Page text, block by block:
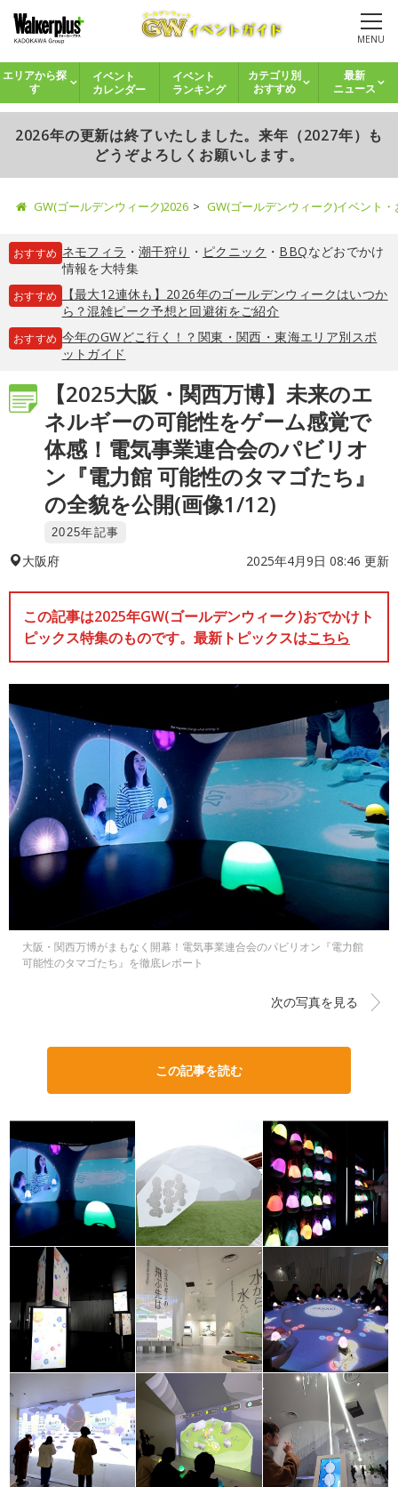
MENU
エリアから探
す
イベント
カレンダー
イベント
ランキング
カテゴリ別
おすすめ
最新
ニュース
2026年の更新は終了いたしました。来年（2027年）も
どうぞよろしくお願いします。
GW(ゴールデンウィーク)2026 GW(ゴールデンウィーク)イベント
おすすめ ネモフィラ ・ 潮干狩り ・ ピクニック ・ BBQなどおでかけ
情報を大特集
おすすめ
【最大12連休も】2026年のゴールデンウィークはいつか
ら？混雑ピーク予想と回避術をご紹介
おすすめ 今年のGWどこ行く！？関東・関西・東海エリア別スポ
ットガイド
【2025大阪・関西万博】未来のエ
ネルギーの可能性をゲーム感覚で
体感！電気事業連合会のパビリオ
ン『電力館 可能性のタマゴたち』
の全貌を公開(画像1/12)
2025年記事
大阪府 2025年4月9日 08:46 更新
この記事は2025年GW(ゴールデンウィーク)おでかけト
ピックス特集のものです。最新トピックスはこちら
大阪・関西万博がまもなく開幕！電気事業連合会のパビリオン『電力館
可能性のタマゴたち』を徹底レポート
次の写真を見る
この記事を読む